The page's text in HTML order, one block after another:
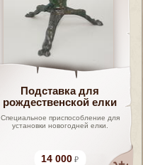
Подставка для
рождественской елки
Специальное приспособление для
установки новогодней елки.
14 000